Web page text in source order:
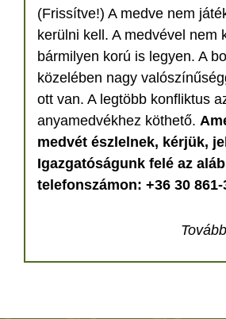
(Frissítve!) A medve nem
kerülni kell. A medvével nem
bármilyen korú is legyen. A
közelében nagy
ott van. A legtöbb konfliktus
anyamedvékhez köthető.
medvét észlelnek, kérjük,
Igazgatóságunk felé az
telefonszámon: +36 30 861-